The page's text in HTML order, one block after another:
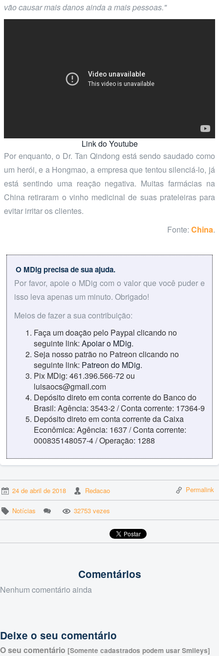
vão causar mais danos ainda a mais pessoas."
Link do Youtube
Por enquanto, o Dr. Tan Qindong está sendo saudado como
um herói, e a Hongmao, a empresa que tentou silenciá-lo, já
está sentindo uma reação negativa. Muitas farmácias na
China retiraram o vinho medicinal de suas prateleiras para
evitar irritar os clientes.
Fonte: China.
O MDig precisa de sua ajuda.
Por favor, apoie o MDig com o valor que você puder e
isso leva apenas um minuto. Obrigado!
Meios de fazer a sua contribuição:
Faça um doação pelo Paypal clicando no
seguinte link: Apoiar o MDig.
Seja nosso patrão no Patreon clicando no
seguinte link: Patreon do MDig.
Pix MDig: 461.396.566-72 ou
luisaocs@gmail.com
Depósito direto em conta corrente do Banco do
Brasil: Agência: 3543-2 / Conta corrente: 17364-9
Depósito direto em conta corrente da Caixa
Econômica: Agência: 1637 / Conta corrente:
000835148057-4 / Operação: 1288
24 de abril de 2018 Redacao Permalink
Notícias 32753 vezes
Comentários
Nenhum comentário ainda
Deixe o seu comentário
O seu comentário [Somente cadastrados podem usar Smileys]